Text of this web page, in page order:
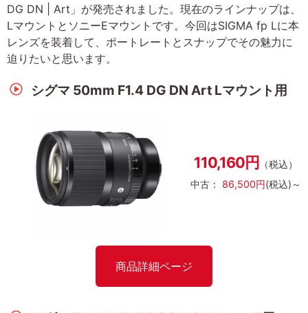
DG DN | Art」が発売されました。現在のラインナップは、
LマウントとソニーEマウントです。今回はSIGMA fp Lに本
レンズを装着して、ポートレートとスナップでその魅力に
迫りたいと思います。
シグマ 50mm F1.4 DG DN Art Lマウント用
110,160円
（税込）
中古： 86,500円(税込)～
商品詳細ページ